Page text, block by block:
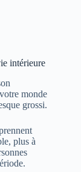
intérieure
monde
grossi.
plus à